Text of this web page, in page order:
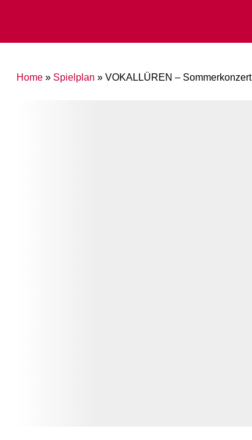
Home» Spielplan » VOKALLÜREN – Sommerkonzert